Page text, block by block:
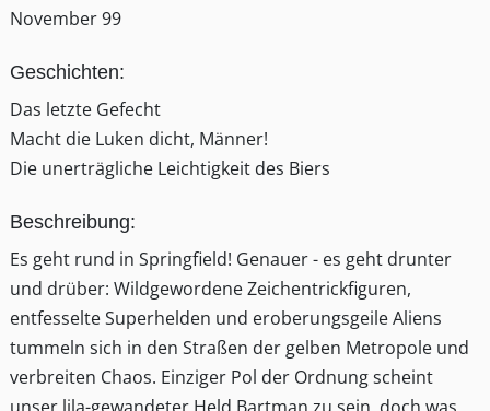
November 99
Geschichten:
Das letzte Gefecht
Macht die Luken dicht, Männer!
Die unerträgliche Leichtigkeit des Biers
Beschreibung:
Es geht rund in Springfield! Genauer - es geht drunter
und drüber: Wildgewordene Zeichentrickfiguren,
entfesselte Superhelden und eroberungsgeile Aliens
tummeln sich in den Straßen der gelben Metropole und
verbreiten Chaos. Einziger Pol der Ordnung scheint